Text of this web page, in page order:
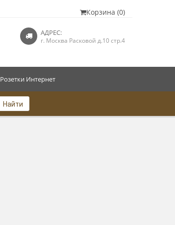
Корзина (0)
АДРЕС:
г. Москва Расковой д.10 стр.4
Розетки Интернет
Найти